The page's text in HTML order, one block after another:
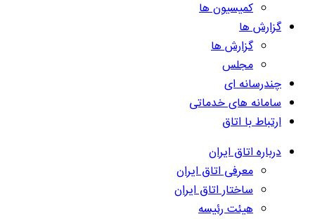
کمیسیون ها
گزارش ها
گزارش ها
مجلس
چندرسانه ای
سامانه های خدماتی
ارتباط با اتاق
درباره اتاق ایران
معرفی اتاق ایران
ساختار اتاق ایران
هیئت رئیسه